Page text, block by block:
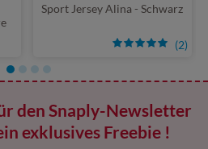
(2)
Sport Jersey Alina - Schwarz
den Snaply-Newsletter
exklusives Freebie !